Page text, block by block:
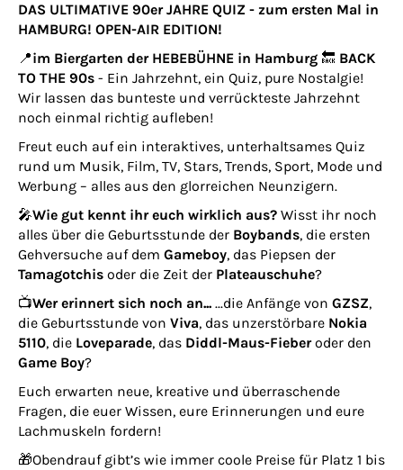
DAS ULTIMATIVE 90er JAHRE QUIZ - zum ersten Mal in
HAMBURG! OPEN-AIR EDITION!
📍im Biergarten der HEBEBÜHNE in Hamburg 🔙 BACK
TO THE 90s - Ein Jahrzehnt, ein Quiz, pure Nostalgie!
Wir lassen das bunteste und verrückteste Jahrzehnt
noch einmal richtig aufleben!
Freut euch auf ein interaktives, unterhaltsames Quiz
rund um Musik, Film, TV, Stars, Trends, Sport, Mode und
Werbung – alles aus den glorreichen Neunzigern.
🎤Wie gut kennt ihr euch wirklich aus? Wisst ihr noch
alles über die Geburtsstunde der Boybands, die ersten
Gehversuche auf dem Gameboy, das Piepsen der
Tamagotchis oder die Zeit der Plateauschuhe?
📺Wer erinnert sich noch an... ...die Anfänge von GZSZ,
die Geburtsstunde von Viva, das unzerstörbare Nokia
5110, die Loveparade, das Diddl-Maus-Fieberoder den
Game Boy?
Euch erwarten neue, kreative und überraschende
Fragen, die euer Wissen, eure Erinnerungen und eure
Lachmuskeln fordern!
🎁Obendrauf gibt’s wie immer coole Preise für Platz 1 bis